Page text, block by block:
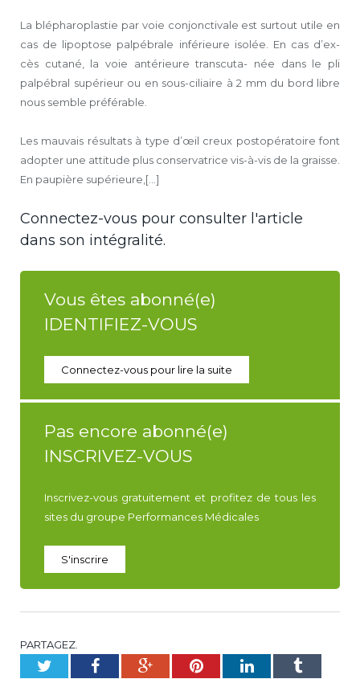
La blépharoplastie par voie conjonctivale est surtout utile en
cas de lipoptose palpébrale inférieure isolée. En cas d’ex-
cès cutané, la voie antérieure transcuta- née dans le pli
palpébral supérieur ou en sous-ciliaire à 2 mm du bord libre
nous semble préférable.
Les mauvais résultats à type d’œil creux postopératoire font
adopter une attitude plus conservatrice vis-à-vis de la graisse.
En paupière supérieure,[...]
Connectez-vous pour consulter l'article
dans son intégralité.
Vous êtes abonné(e)
IDENTIFIEZ-VOUS
Connectez-vous pour lire la suite
Pas encore abonné(e)
INSCRIVEZ-VOUS
Inscrivez-vous gratuitement et profitez de tous les
sites du groupe Performances Médicales
S'inscrire
PARTAGEZ.
TwitterFacebookGoogle+PinterestLinkedInTumblr